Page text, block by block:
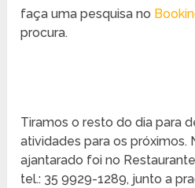
faça uma pesquisa no
procura.
Tiramos o resto do dia para
atividades para os próximos.
ajantarado foi no
tel.: 35 9929-1289, junto a